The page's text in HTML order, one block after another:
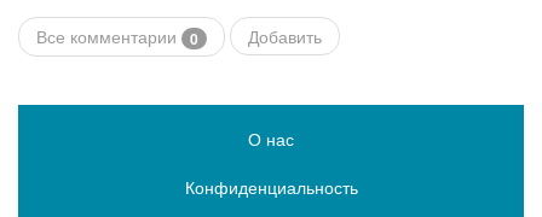
Все комментарии 0 Добавить
О нас
Конфиденциальность